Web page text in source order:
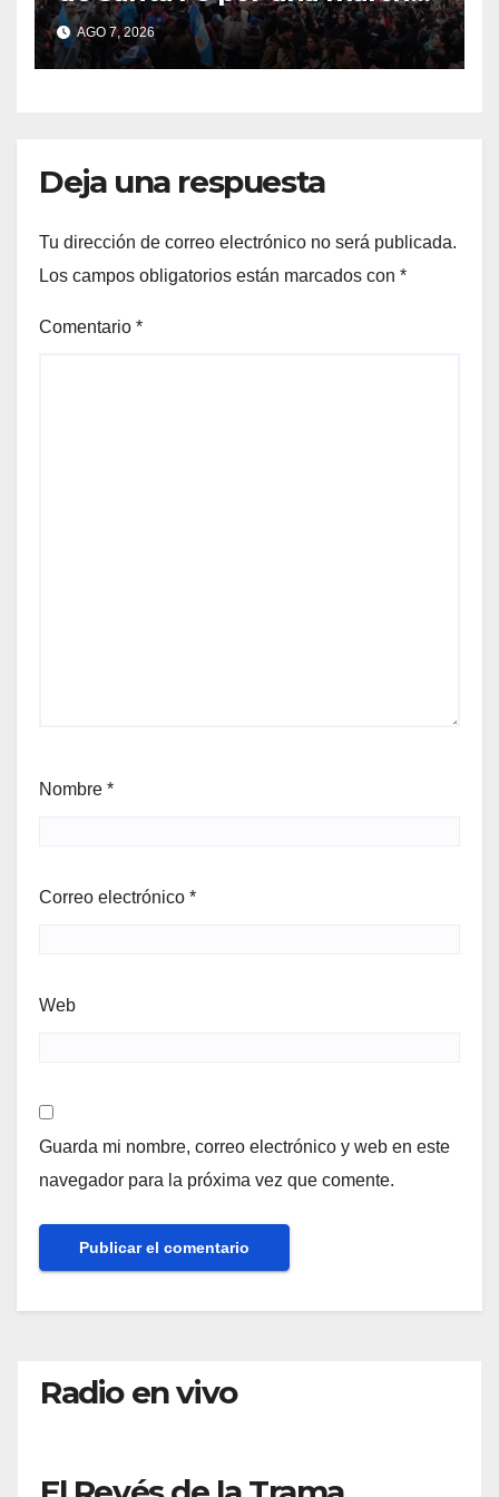
de organizaciones sociales y
sindicales
AGO 7, 2026
Deja una respuesta
Tu dirección de correo electrónico no será publicada.
Los campos obligatorios están marcados con *
Comentario *
Nombre *
Correo electrónico *
Web
Guarda mi nombre, correo electrónico y web en este
navegador para la próxima vez que comente.
Radio en vivo